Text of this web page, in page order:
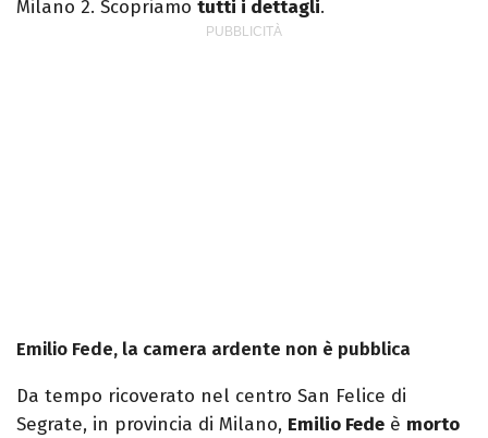
Milano 2. Scopriamo tutti i dettagli.
Emilio Fede, la camera ardente non è pubblica
Da tempo ricoverato nel centro San Felice di
Segrate, in provincia di Milano, Emilio Fede è morto